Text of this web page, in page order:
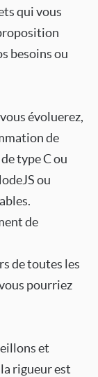
qui vous
besoins ou
évoluerez,
de
type C ou
ou
de
de toutes les
pourriez
et
rigueur est